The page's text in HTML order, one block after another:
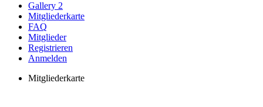
Gallery 2
Mitgliederkarte
FAQ
Mitglieder
Registrieren
Anmelden
Mitgliederkarte